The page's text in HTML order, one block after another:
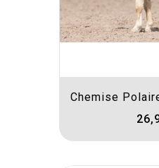
Chemise